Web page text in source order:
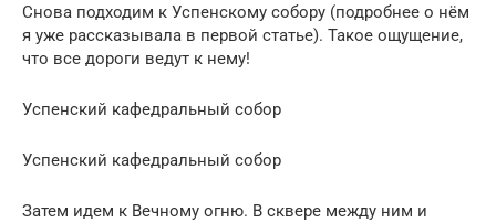
Снова подходим к Успенскому собору (подробнее о нём
я уже рассказывала в первой статье). Такое ощущение,
что все дороги ведут к нему!
Успенский кафедральный собор
Успенский кафедральный собор
Затем идем к Вечному огню. В сквере между ним и